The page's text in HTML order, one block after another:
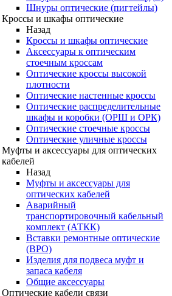
Шнуры оптические (пигтейлы)
Кроссы и шкафы оптические
Назад
Кроссы и шкафы оптические
Аксессуары к оптическим
стоечным кроссам
Оптические кроссы высокой
плотности
Оптические настенные кроссы
Оптические распределительные
шкафы и коробки (ОРШ и ОРК)
Оптические стоечные кроссы
Оптические уличные кроссы
Муфты и аксессуары для оптических
кабелей
Назад
Муфты и аксессуары для
оптических кабелей
Аварийный
транспортировочный кабельный
комплект (АТКК)
Вставки ремонтные оптические
(ВРО)
Изделия для подвеса муфт и
запаса кабеля
Общие аксессуары
Оптические кабели связи